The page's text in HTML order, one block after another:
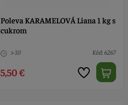
Poleva KARAMELOVÁ Liana 1 kg s
cukrom
> 10 Kód: 6267
5,50 €